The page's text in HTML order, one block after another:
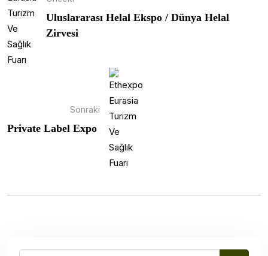
Uluslararası Helal Ekspo / Dünya Helal
Zirvesi
Sonraki
Private Label Expo